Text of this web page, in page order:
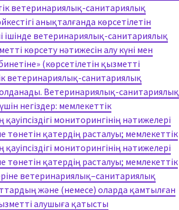
ветеринариялық-санитариялық
анықталғанда көрсетілетін
ішінде ветеринариялық-санитариялық
көрсету нәтижесін алу күні мен
(көрсетілетін қызметті
ветеринариялық-санитариялық
Ветеринариялық-санитариялық
негіздер: мемлекеттік
мониторингінің нәтижелері
төнетін қатердің расталуы; мемлекеттік
мониторингінің нәтижелері
төнетін қатердің расталуы; мемлекеттік
ветеринариялық–санитариялық
және (немесе) оларда қамтылған
алушыға қатысты